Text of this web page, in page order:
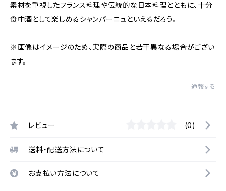
素材を重視したフランス料理や伝統的な日本料理とともに、十分
食中酒として楽しめるシャンパーニュといえるだろう。
※画像はイメージのため、実際の商品と若干異なる場合がござい
ます。
通報する
レビュー (0)
送料・配送方法について
お支払い方法について